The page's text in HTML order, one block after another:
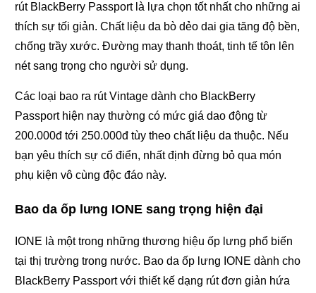
rút BlackBerry Passport là lựa chọn tốt nhất cho những ai
thích sự tối giản. Chất liệu da bò dẻo dai gia tăng độ bền,
chống trầy xước. Đường may thanh thoát, tinh tế tôn lên
nét sang trọng cho người sử dụng.
Các loại bao ra rút Vintage dành cho BlackBerry
Passport hiện nay thường có mức giá dao động từ
200.000đ tới 250.000đ tùy theo chất liệu da thuộc. Nếu
bạn yêu thích sự cổ điển, nhất định đừng bỏ qua món
phụ kiện vô cùng độc đáo này.
Bao da ốp lưng IONE sang trọng hiện đại
IONE là một trong những thương hiệu ốp lưng phổ biến
tại thị trường trong nước. Bao da ốp lưng IONE dành cho
BlackBerry Passport với thiết kế dạng rút đơn giản hứa